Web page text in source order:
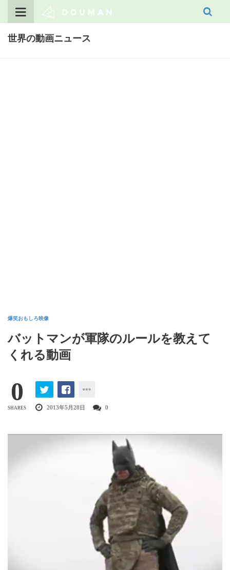
世界の動画ニュース
爆笑おもしろ映像
バットマンが軍隊のルールを教えて
くれる動画
0
SHARES 2013年5月28日 0